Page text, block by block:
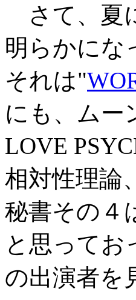
さて、夏
明らかにな
それは"
にも、ムー
LOVE
相対性理論
秘書その４
と思ってお
の出演者を